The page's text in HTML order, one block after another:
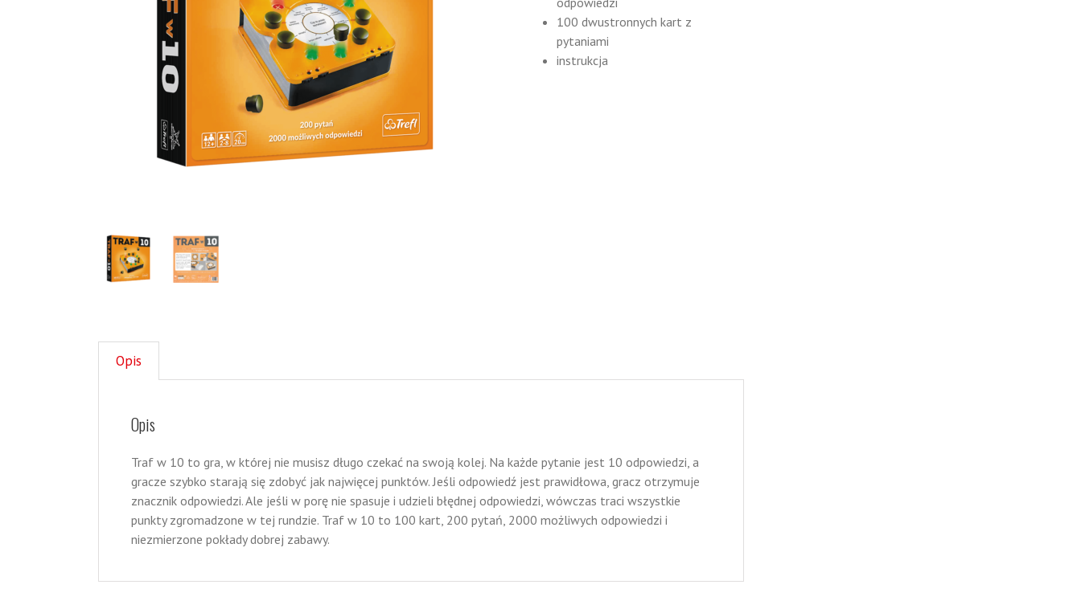
100 dwustronnych kart z
pytaniami
instrukcja
Opis
Opis
Traf w 10 to gra, w której nie musisz długo czekać na swoją kolej. Na każde pytanie jest 10 odpowiedzi, a
gracze szybko starają się zdobyć jak najwięcej punktów. Jeśli odpowiedź jest prawidłowa, gracz otrzymuje
znacznik odpowiedzi. Ale jeśli w porę nie spasuje i udzieli błędnej odpowiedzi, wówczas traci wszystkie
punkty zgromadzone w tej rundzie. Traf w 10 to 100 kart, 200 pytań, 2000 możliwych odpowiedzi i
niezmierzone pokłady dobrej zabawy.